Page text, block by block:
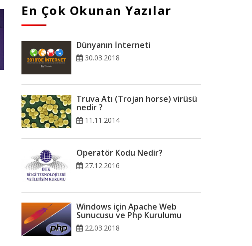
En Çok Okunan Yazılar
Dünyanın İnterneti
30.03.2018
Truva Atı (Trojan horse) virüsü
nedir ?
11.11.2014
Operatör Kodu Nedir?
27.12.2016
Windows için Apache Web
Sunucusu ve Php Kurulumu
22.03.2018